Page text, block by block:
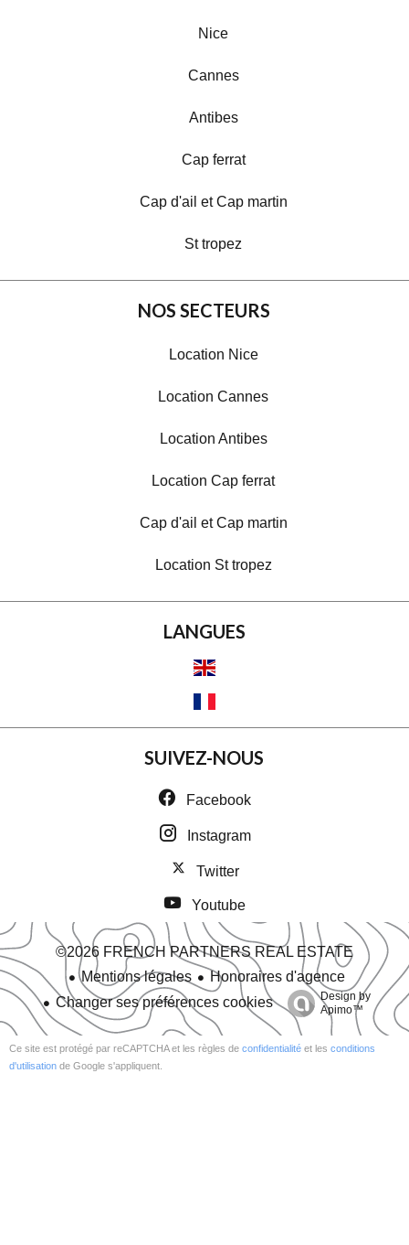
Nice
Cannes
Antibes
Cap ferrat
Cap d'ail et Cap martin
St tropez
NOS SECTEURS
Location Nice
Location Cannes
Location Antibes
Location Cap ferrat
Cap d'ail et Cap martin
Location St tropez
LANGUES
SUIVEZ-NOUS
Facebook
Instagram
Twitter
Youtube
©2026 FRENCH PARTNERS REAL ESTATE
Mentions légales
Honoraires d'agence
Changer ses préférences cookies
Design by
Apimo™
Ce site est protégé par reCAPTCHA et les règles de confidentialité et les conditions
d'utilisation de Google s'appliquent.